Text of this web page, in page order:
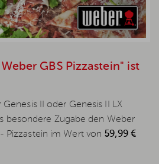
GBS Pizzastein" ist
II oder Genesis II LX
besondere Zugabe den Weber
Pizzastein im Wert von 59,99 €